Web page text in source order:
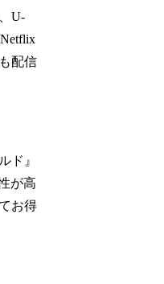
U-
配信
ド』
が高
お得